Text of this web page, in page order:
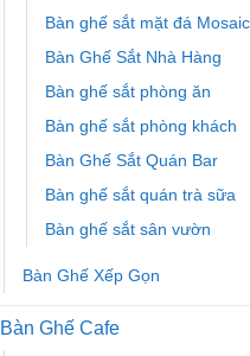
Bàn ghế sắt mặt đá Mosaic
Bàn Ghế Sắt Nhà Hàng
Bàn ghế sắt phòng ăn
Bàn ghế sắt phòng khách
Bàn Ghế Sắt Quán Bar
Bàn ghế sắt quán trà sữa
Bàn ghế sắt sân vườn
Bàn Ghế Xếp Gọn
Bàn Ghế Cafe